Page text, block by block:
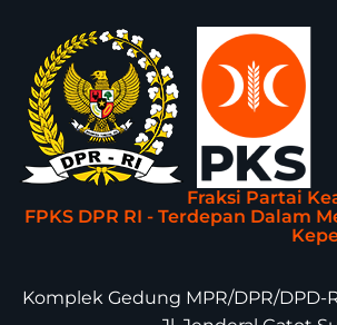
Fraksi Partai
FPKS DPR RI - Terdepan Dalam
Komplek Gedung MPR/DPR/DPD-